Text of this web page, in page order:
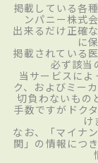
掲載している各
ンパニー株式
出来るだけ正確
に
掲載されている
必ず該当
当サービスによ
ク、およびミー
切負わないもの
手数ですがドク
け
なお、「マイナ
関」の情報につ